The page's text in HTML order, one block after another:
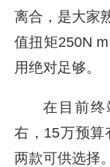
离合，是大家
值扭矩250N
用绝对足够。
在目前
右，15万预算
两款可供选择。